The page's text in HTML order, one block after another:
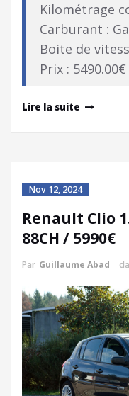
Kilométrage
Carburant :
Boite de
Prix : 5490.00€
Lire la suite
Nov 12, 2024
Renault Clio
88CH / 5990€
Par Guillaume Abad